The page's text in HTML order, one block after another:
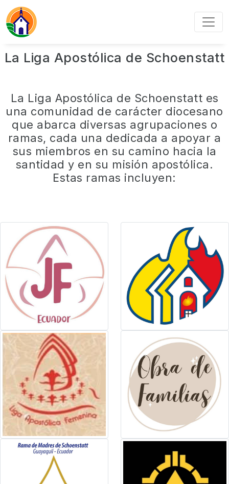
La Liga Apostólica de Schoenstatt
La Liga Apostólica de Schoenstatt es
una comunidad de carácter diocesano
que abarca diversas agrupaciones o
ramas, cada una dedicada a apoyar a
sus miembros en su camino hacia la
santidad y en su misión apostólica.
Estas ramas incluyen: